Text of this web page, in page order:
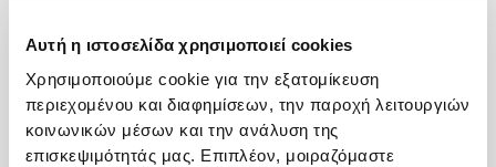
Αυτή η ιστοσελίδα χρησιμοποιεί cookies
Χρησιμοποιούμε cookie για την εξατομίκευση
περιεχομένου και διαφημίσεων, την παροχή λειτουργιών
κοινωνικών μέσων και την ανάλυση της
επισκεψιμότητάς μας. Επιπλέον, μοιραζόμαστε